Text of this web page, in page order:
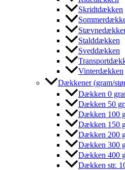
Skridtdækken
Stalddækken
Sveddækken
Vinterdækken
Dækkener (gram/
Dækken 0
Dækken 50
Dækken 100
Dækken 150
Dækken 200
Dækken 300
Dækken 400
Dækken str.